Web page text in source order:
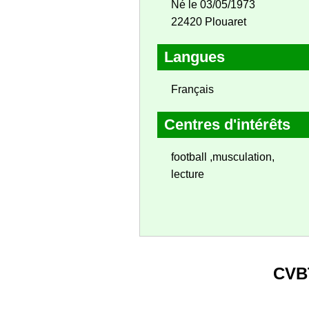
Né le 03/05/1973
22420 Plouaret
Langues
Français
Centres d'intérêts
football ,musculation,
lecture